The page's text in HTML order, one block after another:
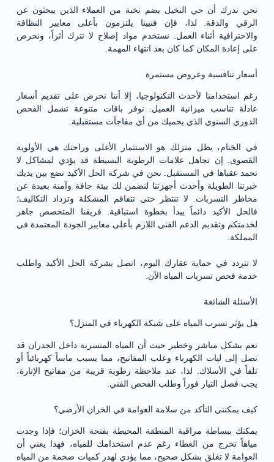
نحن ندرك أن حي النخيل يضم نخبة من العملاء الذين يبحثون عن
الرقي والدقة. لذا، فإن فنيينا يلتزمون بأعلى معايير النظافة
والاحترافية أثناء العمل. نستخدم مواد إصلاح لا تترك أثراً، ونحرص
على إعادة المكان كما كان بعد انتهاء المهمة.
أسعار تنافسية وعروض مستمرة
رغم استخدامنا لأحدث التكنولوجيا، إلا أننا نحرص على تقديم أسعار
عادلة تناسب ميزانية العميل. نوفر باقات متنوعة تشمل الفحص
الدوري السنوي الذي يحميك من أي مفاجآت مستقبلية.
في الختام، يظل منزلك هو الاستثمار الأغلى وراحتك هي الأولوية
القصوى. إن تجاهل علامات الرطوبة البسيطة قد يؤدي لمشاكل لا
تحمد عقباها في المستقبل. نحن في شركة الحل الأكيد نضع بين يديك
خبرتنا الطويلة وأحدث أجهزتنا لنضمن لك بيئة جافة وآمنة بعيدة عن
مخاطر التسربات. لا تنتظر حتى تتفاقم المشكلة وتزداد التكاليف؛
فالحل الأكيد دائماً يبدأ بخطوة استباقية. فريقنا المتخصص جاهز
لخدمتكم وتقديم الدعم الفني اللازم بأعلى معايير الجودة المعتمدة في
المملكة.
لا تتردد في حماية عقارك اليوم، اتصل بشركة الحل الأكيد واطلب
خدمة فحص تسربات المياه الآن.
الأسئلة الشائعة
هل يؤثر تسرب المياه على شبكة الكهرباء في المنزل؟
نعم بشكل مباشر وخطير حيث أن المياه المتسربة داخل الجدران قد
تصل إلى ليات الكهرباء وعلب المفاتيح، مما يسبب ماساً كهربائياً أو
تلفاً في الأسلاك. لذا، عند ملاحظة رطوبة قريبة من مفاتيح الإنارة،
يجب فصل التيار فوراً وطلب الفحص الفني.
كيف يمكنني التأكد من سلامة العوامة في الخزان الأرضي؟
يمكنك ببساطة مراقبة المنطقة المحيطة بفتحة الخزان؛ فإذا وجدت
مياهاً تخرج من الغطاء رغم عدم استخدامك للمياه، فهذا يعني أن
العوامة لا تغلق بشكل صحيح، مما يؤدي لهدر كميات ضخمة من المياه